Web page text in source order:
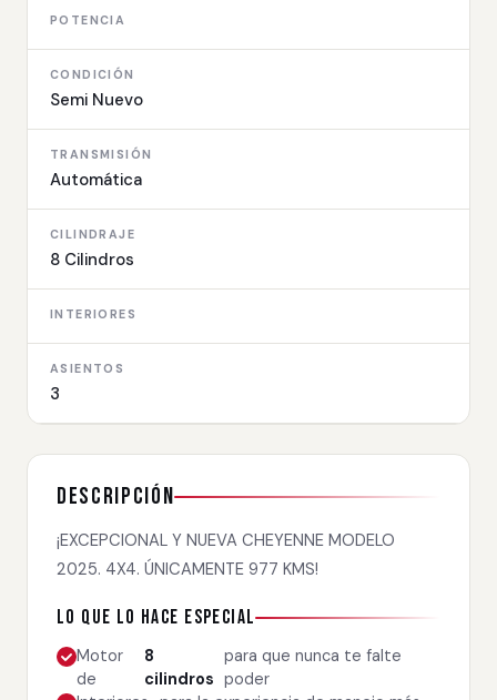
POTENCIA
CONDICIÓN
Semi Nuevo
TRANSMISIÓN
Automática
CILINDRAJE
8 Cilindros
INTERIORES
ASIENTOS
3
Descripción
¡EXCEPCIONAL Y NUEVA CHEYENNE MODELO
2025. 4X4. ÚNICAMENTE 977 KMS!
Lo que lo hace especial
Motor
de
8
cilindros
para que nunca te falte
poder